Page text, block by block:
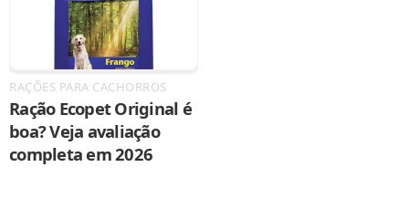
RAÇÕES PARA CACHORROS
Ração Ecopet Original é
boa? Veja avaliação
completa em 2026